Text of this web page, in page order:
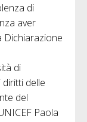
di
aver
Dichiarazione
di
diritti delle
del
Paola